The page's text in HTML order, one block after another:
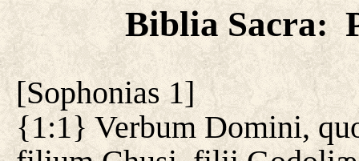
Biblia Sacra:
[Sophonias 1]
{1:1} Verbum Domini,